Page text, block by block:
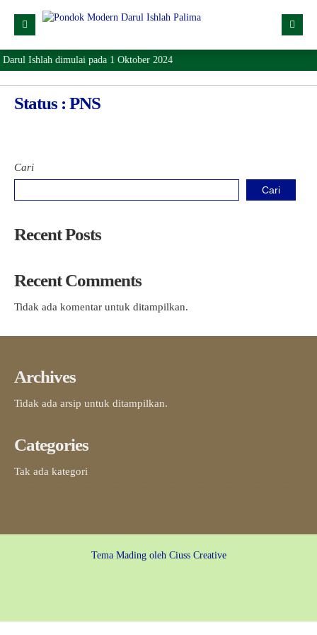
Profil
Lokasi
Download
Ishlah dimulai pada 1 Oktober 2024
Status : PNS
Cari
Cari
Recent Posts
Recent Comments
Tidak ada komentar untuk ditampilkan.
Archives
Tidak ada arsip untuk ditampilkan.
Categories
Tak ada kategori
Tema Mading oleh Ciuss Creative